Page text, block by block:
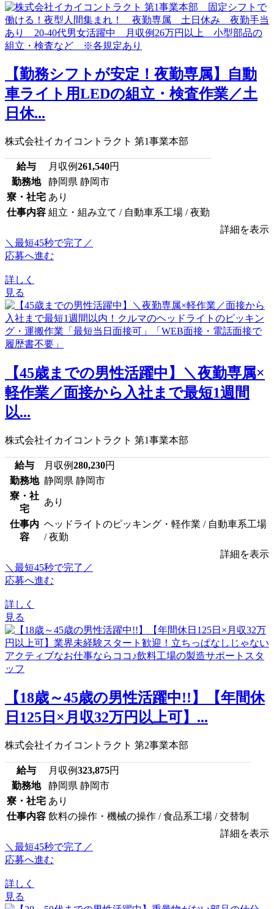
【勤務シフトが安定！夜勤専属】自動
車ライト用LEDの組立・検査作業／土
日休...
株式会社イカイコントラクト 第1事業本部
給与 月収例261,540円
勤務地
静岡県 静岡市
寮・社宅 あり
仕事内容 組立・組み立て / 自動車系工場 / 夜勤
詳細を表示
＼最短45秒で完了／
応募へ進む
詳しく
見る
【45歳までの男性活躍中】＼夜勤専属×
軽作業／面接から入社まで最短1週間
以...
株式会社イカイコントラクト 第1事業本部
給与 月収例280,230円
勤務地 静岡県 静岡市
寮・社
宅
あり
仕事内
容
ヘッドライトのピッキング・軽作業 / 自動車系工場
/ 夜勤
詳細を表示
＼最短45秒で完了／
応募へ進む
詳しく
見る
【18歳～45歳の男性活躍中!!】【年間休
日125日×月収32万円以上可】...
株式会社イカイコントラクト 第2事業本部
給与 月収例323,875円
勤務地
静岡県 静岡市
寮・社宅 あり
仕事内容 飲料の操作・機械の操作 / 食品系工場 / 交替制
詳細を表示
＼最短45秒で完了／
応募へ進む
詳しく
見る